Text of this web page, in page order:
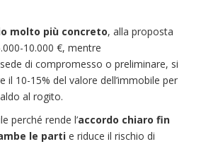
molto più concreto, alla proposta
10.000 €, mentre
di compromesso o preliminare, si
il 10-15% del valore dell’immobile per
al rogito.
perché rende l’accordo chiaro fin
le parti e riduce il rischio di